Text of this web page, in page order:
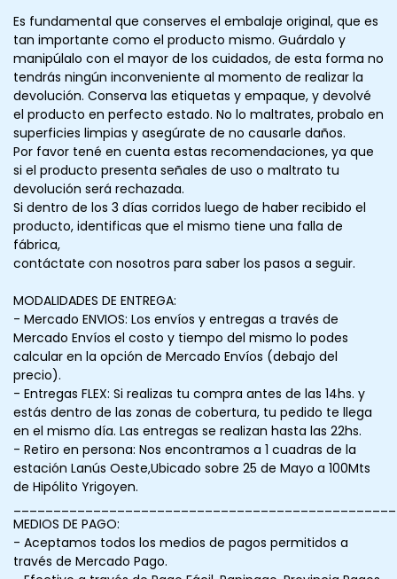
Es fundamental que conserves el embalaje original, que es
tan importante como el producto mismo. Guárdalo y
manipúlalo con el mayor de los cuidados, de esta forma no
tendrás ningún inconveniente al momento de realizar la
devolución. Conserva las etiquetas y empaque, y devolvé
el producto en perfecto estado. No lo maltrates, probalo en
superficies limpias y asegúrate de no causarle daños.
Por favor tené en cuenta estas recomendaciones, ya que
si el producto presenta señales de uso o maltrato tu
devolución será rechazada.
Si dentro de los 3 días corridos luego de haber recibido el
producto, identificas que el mismo tiene una falla de
fábrica,
contáctate con nosotros para saber los pasos a seguir.
MODALIDADES DE ENTREGA:
- Mercado ENVIOS: Los envíos y entregas a través de
Mercado Envíos el costo y tiempo del mismo lo podes
calcular en la opción de Mercado Envíos (debajo del
precio).
- Entregas FLEX: Si realizas tu compra antes de las 14hs. y
estás dentro de las zonas de cobertura, tu pedido te llega
en el mismo día. Las entregas se realizan hasta las 22hs.
- Retiro en persona: Nos encontramos a 1 cuadras de la
estación Lanús Oeste,Ubicado sobre 25 de Mayo a 100Mts
de Hipólito Yrigoyen.
MEDIOS DE PAGO:
- Aceptamos todos los medios de pagos permitidos a
través de Mercado Pago.